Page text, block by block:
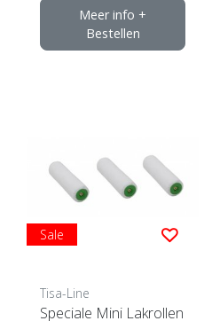
Meer info +
Bestellen
Sale
Tisa-Line
Speciale Mini Lakrollen